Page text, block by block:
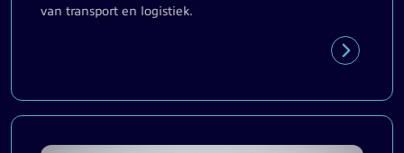
van transport en logistiek.